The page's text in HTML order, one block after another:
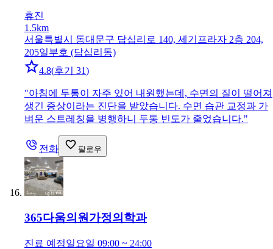
휴진
1.5km
서울특별시 동대문구 답십리로 140, 세기프라자 2층 204,
205일부호 (답십리동)
4.8(후기 31)
"아침에 두통이 자주 있어 내원했는데, 수면의 질이 떨어져
생긴 증상이라는 진단을 받았습니다. 수면 습관 교정과 가
벼운 스트레칭을 병행하니 두통 빈도가 줄었습니다."
전화 팔로우
365다움의원 가정의학과
진료 예정일요일 09:00 ~ 24:00